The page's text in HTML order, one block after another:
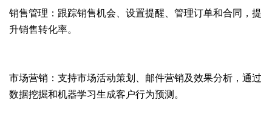
销售管理：跟踪销售机会、设置提醒、管理订单和合同，提
升销售转化率。
市场营销：支持市场活动策划、邮件营销及效果分析，通过
数据挖掘和机器学习生成客户行为预测。